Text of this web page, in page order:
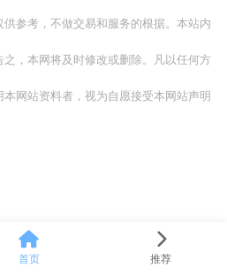
参考，不做交易和服务的根据。本站内
，本网将及时修改或删除。凡以任何方
网站资料者，视为自愿接受本网站声明
首页 推荐